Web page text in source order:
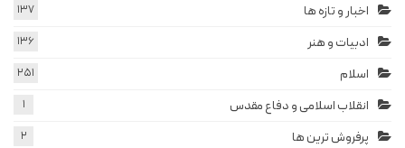
اخبار و تازه ها 137
ادبیات و هنر 136
اسلام 251
انقلاب اسلامی و دفاع مقدس 1
پرفروش ترین ها 2